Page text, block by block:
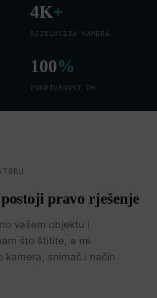
4K+
REZOLUCIJA KAMERA
100%
POKRIVENOST RH
pravo rješenje
vašem objektu i
što štitite, a mi
kamera, snimač i način